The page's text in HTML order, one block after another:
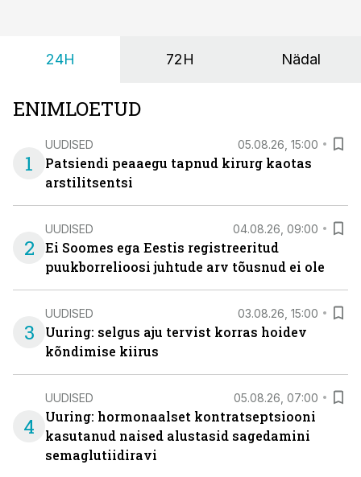
24H 72H Nädal
ENIMLOETUD
1
UUDISED 05.08.26, 15:00
Patsiendi peaaegu tapnud kirurg kaotas
arstilitsentsi
2
UUDISED 04.08.26, 09:00
Ei Soomes ega Eestis registreeritud
puukborrelioosi juhtude arv tõusnud ei ole
3
UUDISED 03.08.26, 15:00
Uuring: selgus aju tervist korras hoidev
kõndimise kiirus
4
UUDISED 05.08.26, 07:00
Uuring: hormonaalset kontratseptsiooni
kasutanud naised alustasid sagedamini
semaglutiidiravi